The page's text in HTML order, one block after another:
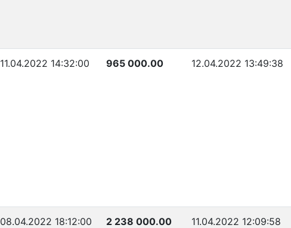
11.04.2022 14:32:00 965 000.00 12.04.2022 13:49:38
08.04.2022 18:12:00 2 238 000.00 11.04.2022 12:09:58